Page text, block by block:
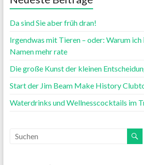
Da sind Sie aber früh dran!
Irgendwas mit Tieren – oder: Warum ich
Namen mehr rate
Die große Kunst der kleinen
Start der Jim Beam Make History
Waterdrinks und Wellnesscocktails im